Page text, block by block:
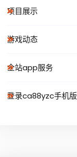
项目展示
游戏动态
全站app服务
登录ca88yzc手机版